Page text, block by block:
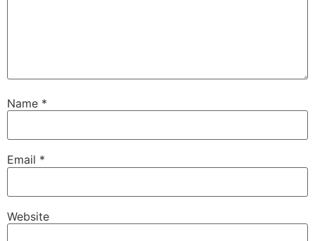
Name *
Email *
Website